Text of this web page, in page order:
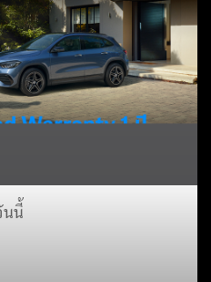
FacebookX Email